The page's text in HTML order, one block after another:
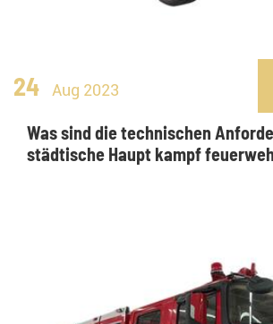
24 Aug 2023
Was sind die technischen
städtische Haupt kampf